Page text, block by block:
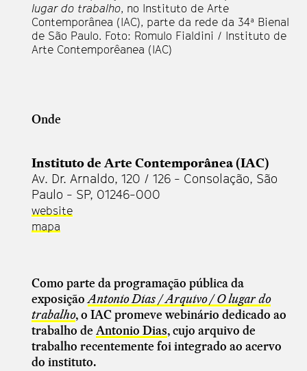
lugar do trabalho, no Instituto de Arte
Contemporânea (IAC), parte da rede da 34ª Bienal
de São Paulo. Foto: Romulo Fialdini / Instituto de
Arte Contemporêanea (IAC)
Onde
Instituto de Arte Contemporânea (IAC)
Av. Dr. Arnaldo, 120 / 126 - Consolação, São
Paulo - SP, 01246-000
website
mapa
Como parte da programação pública da
exposição Antonio Dias / Arquivo / O lugar do
trabalho, o IAC promeve webinário dedicado ao
trabalho de Antonio Dias, cujo arquivo de
trabalho recentemente foi integrado ao acervo
do instituto.